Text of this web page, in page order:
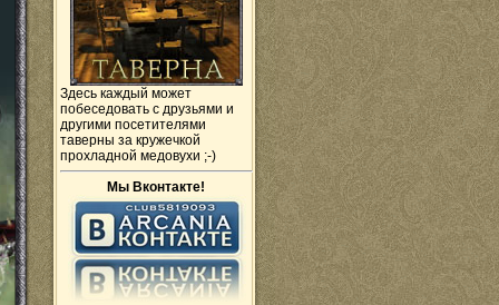
Здесь каждый может
побеседовать с друзьями и
другими посетителями
таверны за кружечкой
прохладной медовухи ;-)
Мы Вконтакте!